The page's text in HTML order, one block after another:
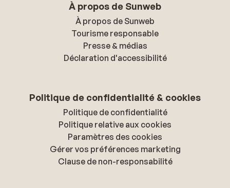
À propos de Sunweb
À propos de Sunweb
Tourisme responsable
Presse & médias
Déclaration d'accessibilité
Politique de confidentialité & cookies
Politique de confidentialité
Politique relative aux cookies
Paramètres des cookies
Gérer vos préférences marketing
Clause de non-responsabilité